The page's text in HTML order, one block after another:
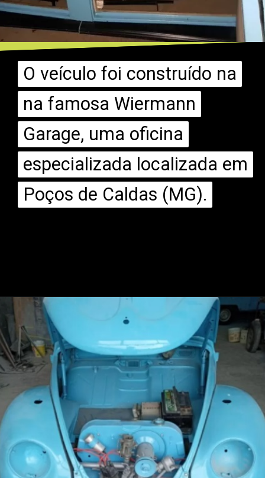
O veículo foi construído na
na famosa Wiermann
Garage, uma oficina
especializada localizada em
Poços de Caldas (MG).
O veículo foi construído na
na famosa Wiermann
Garage, uma oficina
especializada localizada em
Poços de Caldas (MG).
Opening